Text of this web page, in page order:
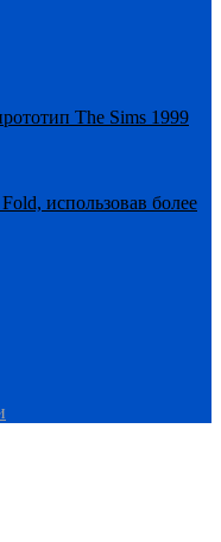
The Sims 1999
использовав более